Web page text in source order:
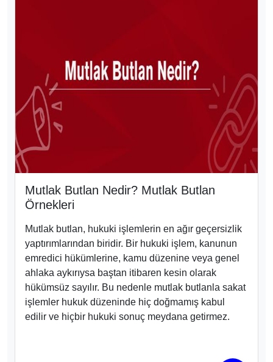
Mutlak Butlan Nedir? Mutlak Butlan
Örnekleri
Mutlak butlan, hukuki işlemlerin en ağır geçersizlik
yaptırımlarından biridir. Bir hukuki işlem, kanunun
emredici hükümlerine, kamu düzenine veya genel
ahlaka aykırıysa baştan itibaren kesin olarak
hükümsüz sayılır. Bu nedenle mutlak butlanla sakat
işlemler hukuk düzeninde hiç doğmamış kabul
edilir ve hiçbir hukuki sonuç meydana getirmez.